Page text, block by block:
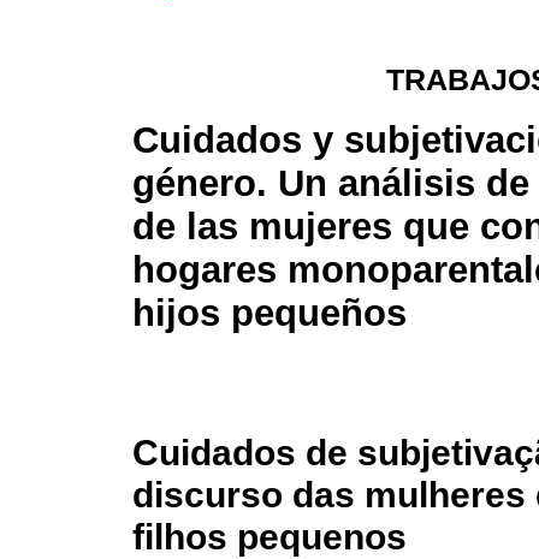
Cuidados y
género. Un análisis
de las mujeres que
hogares
hijos pequeños
Cuidados de
discurso das
filhos pequenos